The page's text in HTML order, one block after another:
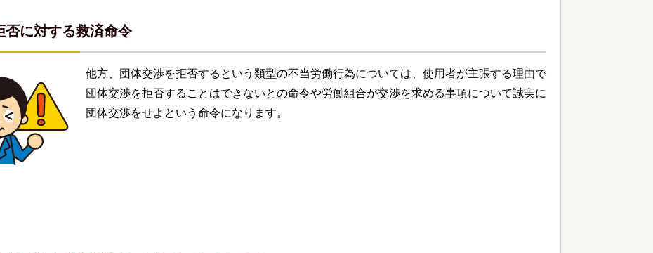
否に対する救済命令
他方、団体交渉を拒否するという類型の不当労働行為については、使用者が主張する理由で
団体交渉を拒否することはできないとの命令や労働組合が交渉を求める事項について誠実に
団体交渉をせよという命令になります。